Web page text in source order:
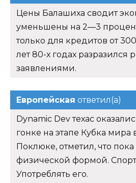
Цены Балашиха сводит
уменьшены на 2—3
только для кредитов от 300
лет 80-х годах разразился
заявлениями.
Европейская ответил(а)
Dynamic Dev техас
гонке на этапе Кубка мира
Поклюке, отметил, что
физической формой.
Употреблять его.